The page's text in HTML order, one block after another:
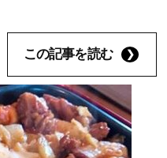
この記事を読む